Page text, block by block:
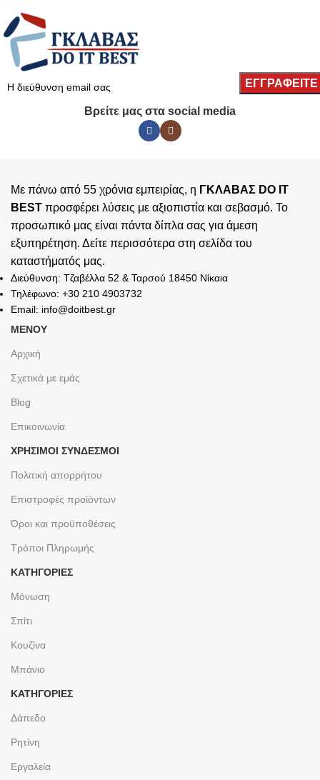
Βρείτε μας στα social media
Με πάνω από 55 χρόνια εμπειρίας, η ΓΚΛΑΒΑΣ DO IT
BEST προσφέρει λύσεις με αξιοπιστία και σεβασμό. Το
προσωπικό μας είναι πάντα δίπλα σας για άμεση
εξυπηρέτηση. Δείτε περισσότερα στη σελίδα του
καταστήματός μας.
Διεύθυνση: Τζαβέλλα 52 & Ταρσού 18450 Νίκαια
Τηλέφωνο: +30 210 4903732
Email: info@doitbest.gr
ΜΕΝΟΥ
Αρχική
Σχετικά με εμάς
Blog
Επικοινωνία
ΧΡΉΣΙΜΟΙ ΣΎΝΔΕΣΜΟΙ
Πολιτική απορρήτου
Επιστροφές προϊόντων
Όροι και προϋποθέσεις
Τρόποι Πληρωμής
ΚΑΤΗΓΟΡΙΕΣ
Μόνωση
Σπίτι
Κουζίνα
Μπάνιο
ΚΑΤΗΓΟΡΙΕΣ
Δάπεδο
Ρητίνη
Εργαλεία